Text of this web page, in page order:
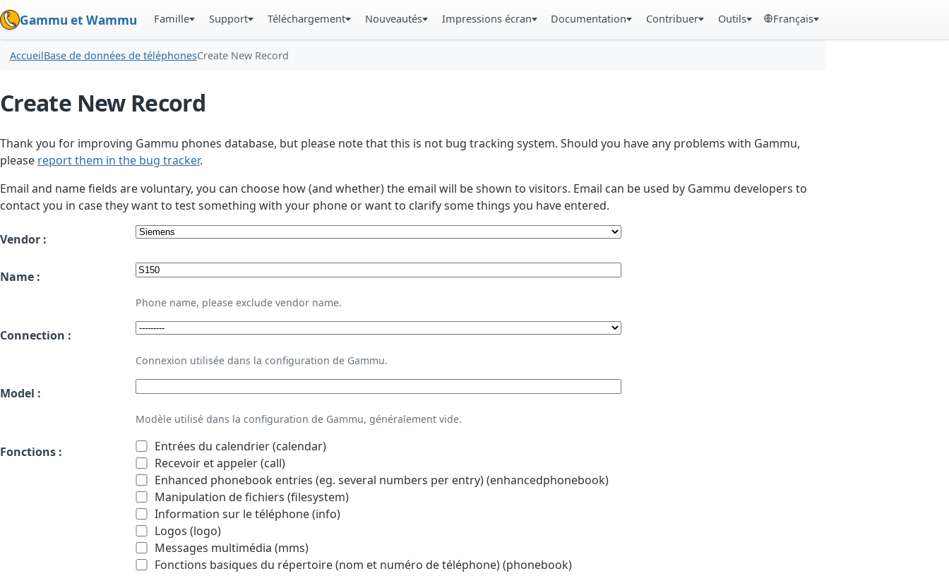
Gammu et Wammu Famille Support Téléchargement Nouveautés Impressions écran Documentation Contribuer Outils Français
AccueilBase de données de téléphonesCreate New Record
Create New Record
Thank you for improving Gammu phones database, but please note that this is not bug tracking system. Should you have any problems with Gammu,
please report them in the bug tracker.
Email and name fields are voluntary, you can choose how (and whether) the email will be shown to visitors. Email can be used by Gammu developers to
contact you in case they want to test something with your phone or want to clarify some things you have entered.
Vendor :
Name :
Phone name, please exclude vendor name.
Connection :
Connexion utilisée dans la configuration de Gammu.
Model :
Modèle utilisé dans la configuration de Gammu, généralement vide.
Fonctions :
Entrées du calendrier (calendar)
Recevoir et appeler (call)
Enhanced phonebook entries (eg. several numbers per entry) (enhancedphonebook)
Manipulation de fichiers (filesystem)
Information sur le téléphone (info)
Logos (logo)
Messages multimédia (mms)
Fonctions basiques du répertoire (nom et numéro de téléphone) (phonebook)